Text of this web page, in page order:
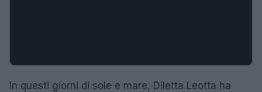
In questi giorni di sole e mare, Diletta Leotta ha